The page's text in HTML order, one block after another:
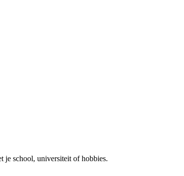
je school, universiteit of hobbies.